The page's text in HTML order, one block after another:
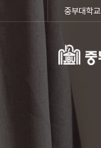
중부대학교